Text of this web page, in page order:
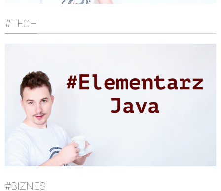
#TECH
#BIZNES